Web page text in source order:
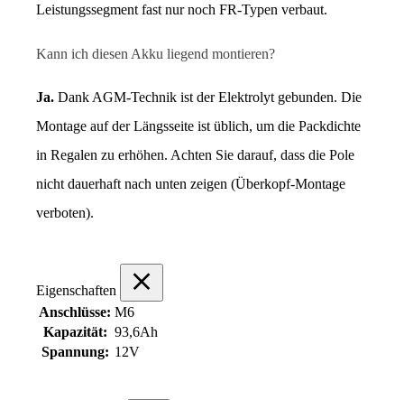
Leistungssegment fast nur noch FR-Typen verbaut.
Kann ich diesen Akku liegend montieren?
Ja. Dank AGM-Technik ist der Elektrolyt gebunden. Die
Montage auf der Längsseite ist üblich, um die Packdichte
in Regalen zu erhöhen. Achten Sie darauf, dass die Pole
nicht dauerhaft nach unten zeigen (Überkopf-Montage
verboten).
Eigenschaften
Anschlüsse: M6
Kapazität: 93,6Ah
Spannung: 12V